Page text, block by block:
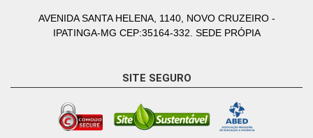
AVENIDA SANTA HELENA, 1140, NOVO CRUZEIRO -
IPATINGA-MG CEP:35164-332. SEDE PRÓPIA
SITE SEGURO